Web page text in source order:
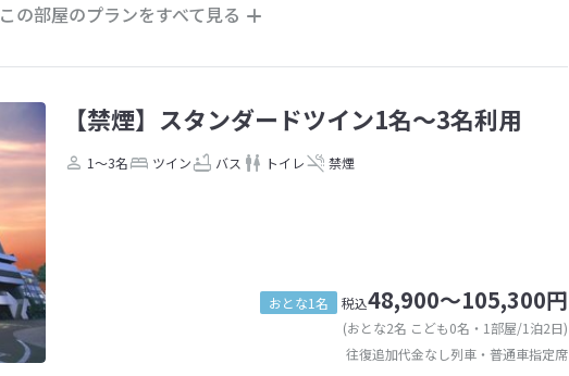
この部屋のプランをすべて見る
【禁煙】スタンダードツイン1名〜3名利用
1～3名 ツイン バス トイレ 禁煙
おとな1名 税込48,900～105,300円
(おとな2名 こども0名・1部屋/1泊2日)
往復追加代金なし列車・普通車指定席